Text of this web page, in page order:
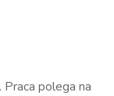
polega na